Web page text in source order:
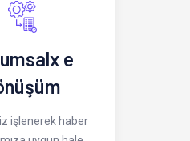
e
işlenerek haber